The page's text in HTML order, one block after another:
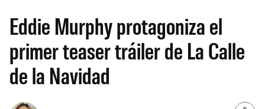
Eddie Murphy protagoniza el
primer teaser tráiler de La Calle
de la Navidad